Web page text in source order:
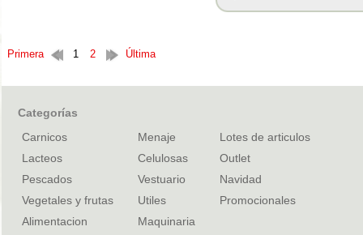
Primera 1 2 Última
Categorías
Carnicos
Lacteos
Pescados
Vegetales y frutas
Alimentacion
Menaje
Celulosas
Vestuario
Utiles
Maquinaria
Lotes de articulos
Outlet
Navidad
Promocionales